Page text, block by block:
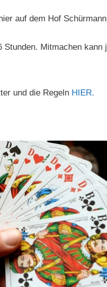
auf dem Hof
Mitmachen kann
und die Regeln HIER.